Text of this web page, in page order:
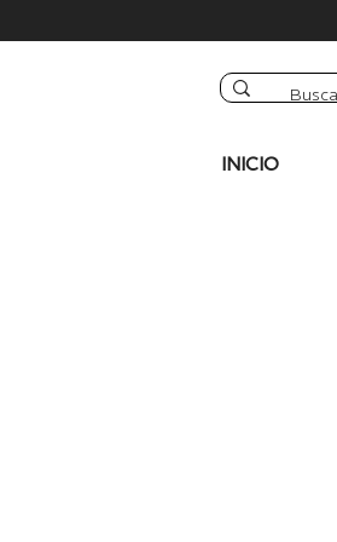
INICIO